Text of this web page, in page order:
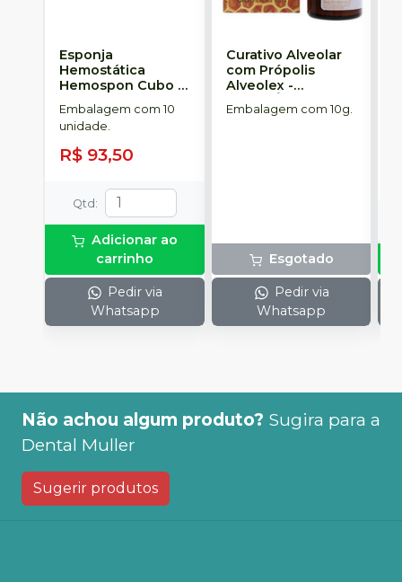
Esponja
Hemostática
Hemospon Cubo -
10 unidades
MAQUIRA
Embalagem com 10
unidade.
R$ 93,50
Qtd :
Adicionar ao
carrinho
Pedir via
Whatsapp
Curativo Alveolar
com Própolis
Alveolex-
BIODINÂMICA
Embalagem com 10g.
Esgotado
Pedir via
Whatsapp
Não achou algum produto? Sugira para a
Dental Muller
Sugerir produtos